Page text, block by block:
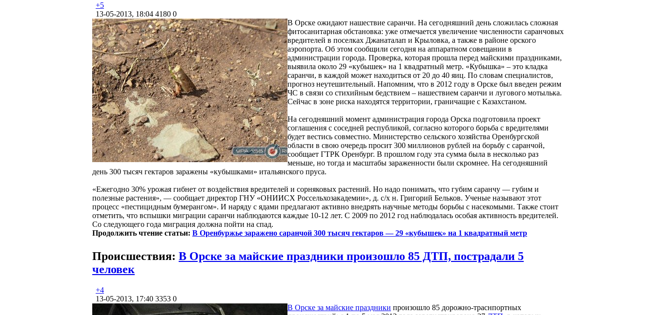
+5
13-05-2013, 18:04 4180 0
В Орске ожидают нашествие саранчи. На сегодняшний день сложилась сложная
фитосанитарная обстановка: уже отмечается увеличение численности саранчовых
вредителей в поселках Джанаталап и Крыловка, а также в районе орского
аэропорта. Об этом сообщили сегодня на аппаратном совещании в
администрации города. Проверка, которая прошла перед майскими праздниками,
выявила около 29 «кубышек» на 1 квадратный метр. «Кубышка» – это кладка
саранчи, в каждой может находиться от 20 до 40 яиц. По словам специалистов,
прогноз неутешительный. Напомним, что в 2012 году в Орске был введен режим
ЧС в связи со стихийным бедствием – нашествием саранчи и лугового мотылька.
Сейчас в зоне риска находятся территории, граничащие с Казахстаном.
На сегодняшний момент администрация города Орска подготовила проект
соглашения с соседней республикой, согласно которого борьба с вредителями
будет вестись совместно. Министерство сельского хозяйства Оренбургской
области в свою очередь просит 300 миллионов рублей на борьбу с саранчой,
сообщает ГТРК Оренбург. В прошлом году эта сумма была в несколько раз
меньше, но тогда и масштабы зараженности были скромнее. На сегодняшний
день 300 тысяч гектаров заражены «кубышками» итальянского пруса.
«Ежегодно 30% урожая гибнет от воздействия вредителей и сорняковых растений. Но надо понимать, что губим саранчу — губим и
полезные растения», — сообщает директор ГНУ «ОНИИСХ Россельхозакадемии», д. с/х н. Григорий Бельков. Ученые называют этот
процесс «пестицидным бумерангом». И наряду с ядами предлагают активно внедрять научные методы борьбы с насекомыми. Также стоит
отметить, что вспышки миграции саранчи наблюдаются каждые 10-12 лет. С 2009 по 2012 год наблюдалась особая активность вредителей.
Со следующего года миграция должна пойти на спад.
Продолжить чтение статьи: В Оренбуржье заражено саранчой 300 тысяч гектаров — 29 «кубышек» на 1 квадратный метр
Происшествия: В Орске за майские праздники произошло 85 ДТП, пострадали 5
человек
+4
13-05-2013, 17:40 3353 0
В Орске за майские праздники произошло 85 дорожно-траснпортных